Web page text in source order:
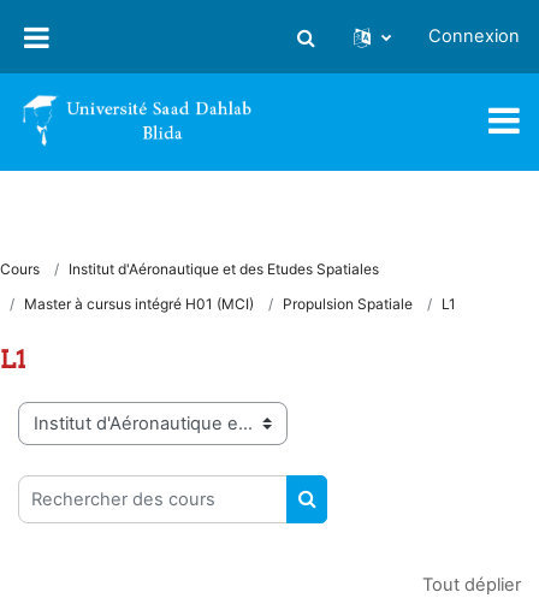
Activer/désactiver la saisie
Connexion
Cours
Institut d'Aéronautique et des Etudes Spatiales
Master à cursus intégré H01 (MCI)
Propulsion Spatiale L1
L1
Catégories de cours
Rechercher des cours
RECHERCHER DES
Tout déplier